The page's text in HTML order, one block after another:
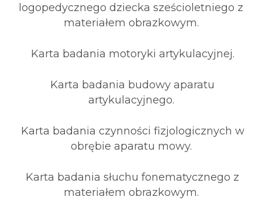
logopedycznego dziecka sześcioletniego z
materiałem obrazkowym.
Karta badania motoryki artykulacyjnej.
Karta badania budowy aparatu
artykulacyjnego.
Karta badania czynności fizjologicznych w
obrębie aparatu mowy.
Karta badania słuchu fonematycznego z
materiałem obrazkowym.